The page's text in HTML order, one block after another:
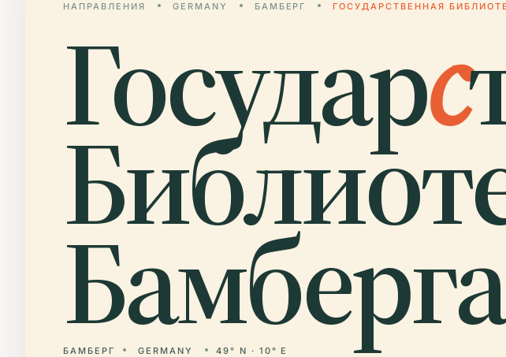
НАПРАВЛЕНИЯ GERMANY БАМБЕРГ ГОСУДАРСТВЕННАЯ
Государс
БАМБЕРГ GERMANY 49° N · 10° E